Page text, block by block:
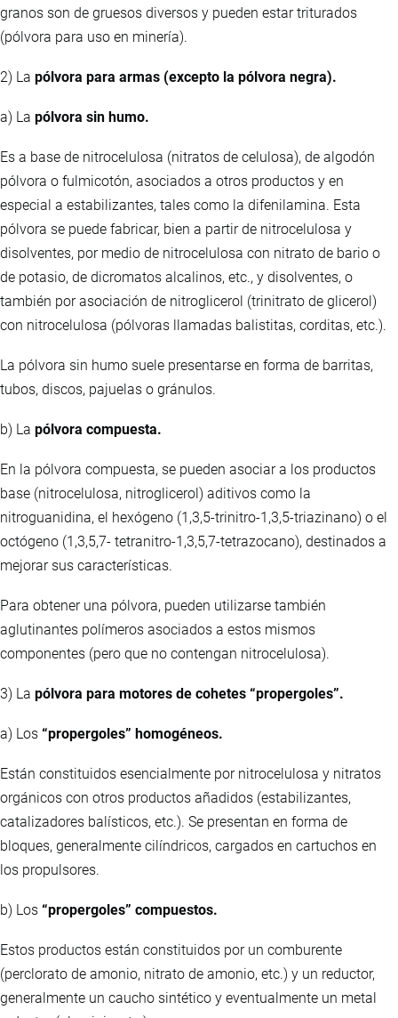
granos son de gruesos diversos y pueden estar triturados
(pólvora para uso en minería).
2) La pólvora para armas (excepto la pólvora negra).
a) La pólvora sin humo.
Es a base de nitrocelulosa (nitratos de celulosa), de algodón
pólvora o fulmicotón, asociados a otros productos y en
especial a estabilizantes, tales como la difenilamina. Esta
pólvora se puede fabricar, bien a partir de nitrocelulosa y
disolventes, por medio de nitrocelulosa con nitrato de bario o
de potasio, de dicromatos alcalinos, etc., y disolventes, o
también por asociación de nitroglicerol (trinitrato de glicerol)
con nitrocelulosa (pólvoras llamadas balistitas, corditas, etc.).
La pólvora sin humo suele presentarse en forma de barritas,
tubos, discos, pajuelas o gránulos.
b) La pólvora compuesta.
En la pólvora compuesta, se pueden asociar a los productos
base (nitrocelulosa, nitroglicerol) aditivos como la
nitroguanidina, el hexógeno (1,3,5-trinitro-1,3,5-triazinano) o el
octógeno (1,3,5,7- tetranitro-1,3,5,7-tetrazocano), destinados a
mejorar sus características.
Para obtener una pólvora, pueden utilizarse también
aglutinantes polímeros asociados a estos mismos
componentes (pero que no contengan nitrocelulosa).
3) La pólvora para motores de cohetes “propergoles”.
a) Los “propergoles” homogéneos.
Están constituidos esencialmente por nitrocelulosa y nitratos
orgánicos con otros productos añadidos (estabilizantes,
catalizadores balísticos, etc.). Se presentan en forma de
bloques, generalmente cilíndricos, cargados en cartuchos en
los propulsores.
b) Los “propergoles” compuestos.
Estos productos están constituidos por un comburente
(perclorato de amonio, nitrato de amonio, etc.) y un reductor,
generalmente un caucho sintético y eventualmente un metal